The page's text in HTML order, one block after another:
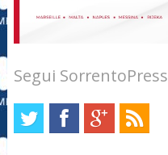
Segui SorrentoPress